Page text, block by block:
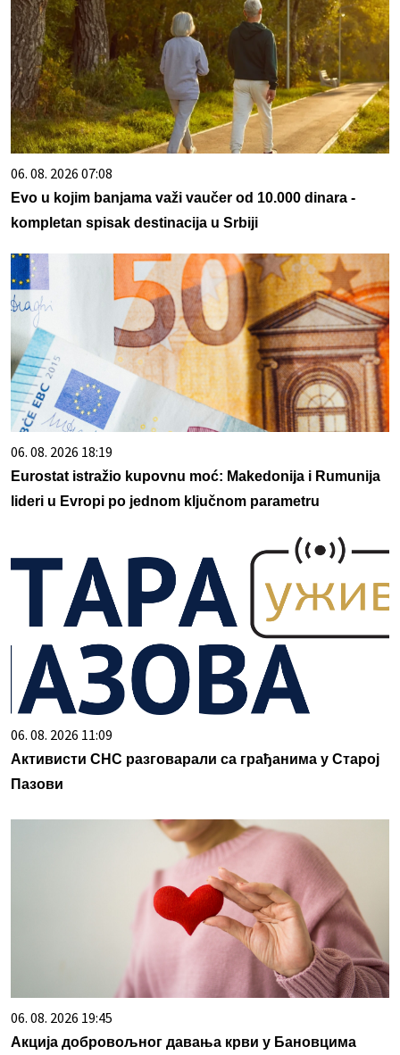
06. 08. 2026 07:08
Evo u kojim banjama važi vaučer od 10.000 dinara -
kompletan spisak destinacija u Srbiji
06. 08. 2026 18:19
Eurostat istražio kupovnu moć: Makedonija i Rumunija
lideri u Evropi po jednom ključnom parametru
06. 08. 2026 11:09
Активисти СНС разговарали са грађанима у Старој
Пазови
06. 08. 2026 19:45
Акција добровољног давања крви у Бановцима